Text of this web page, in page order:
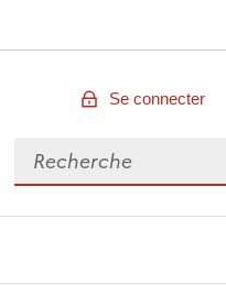
Se connecter
Rechercher des données